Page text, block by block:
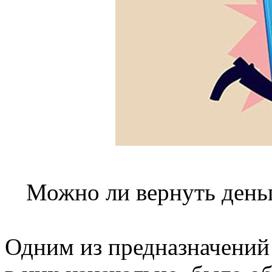
Можно ли вернуть
Одним из